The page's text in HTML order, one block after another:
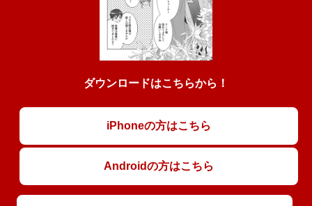
ダウンロードはこちらから！
iPhoneの方はこちら
Androidの方はこちら